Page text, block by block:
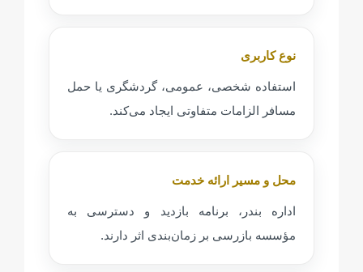
نوع کاربری
استفاده شخصی، عمومی، گردشگری یا حمل
مسافر الزامات متفاوتی ایجاد می‌کند.
محل و مسیر ارائه خدمت
اداره بندر، برنامه بازدید و دسترسی به
مؤسسه بازرسی بر زمان‌بندی اثر دارند.